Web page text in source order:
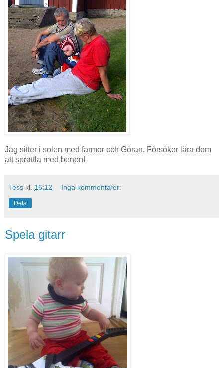
Jag sitter i solen med farmor och Göran. Försöker lära dem
att sprattla med benen!
Tess kl. 16:12 Inga kommentarer:
Dela
Spela gitarr